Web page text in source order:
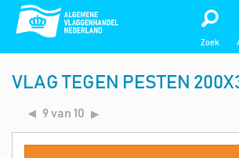
Zoek
VLAG TEGEN PESTEN
9 van 10